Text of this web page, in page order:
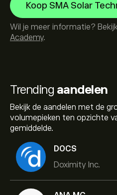
Trending aandelen
Bekijk de aandelen met de
volumepieken ten opzichte
gemiddelde.
DOCS
Doximity Inc.
Koop SMA Solar
Wil je meer informatie?
Academy.